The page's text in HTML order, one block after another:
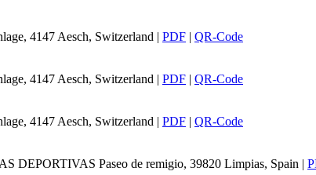
4147 Aesch, Switzerland | PDF | QR-Code
4147 Aesch, Switzerland | PDF | QR-Code
4147 Aesch, Switzerland | PDF | QR-Code
DEPORTIVAS Paseo de remigio, 39820 Limpias, Spain |